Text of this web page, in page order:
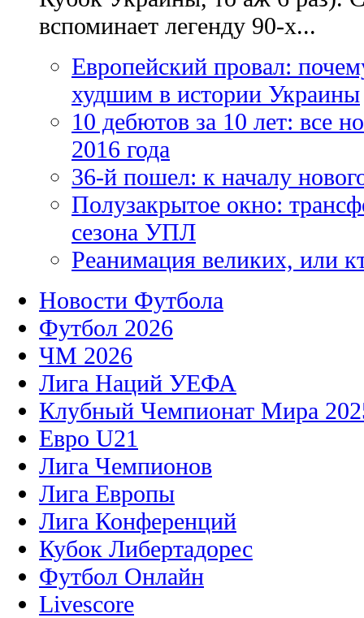
вспоминает легенду 90-х...
Европейский провал:
худшим в истории Украины
10 дебютов за 10 лет: все
2016 года
36-й пошел: к началу
Полузакрытое окно:
сезона УПЛ
Реанимация великих, или
Новости Футбола
Футбол 2026
ЧМ 2026
Лига Наций УЕФА
Клубный Чемпионат Мира
Евро U21
Лига Чемпионов
Лига Европы
Лига Конференций
Кубок Либертадорес
Футбол Онлайн
Livescore